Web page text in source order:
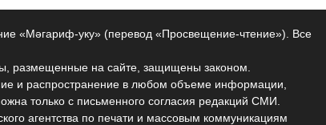
«Мәгариф-уку» (перевод «Просвещение-чтение»). Все
размещенные на сайте, защищены законом.
и распространение в любом объеме информации,
только с письменного согласия редакций СМИ.
агентства по печати и массовым коммуникациям